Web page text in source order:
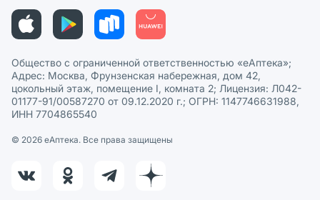
Политика в отношении обработки персональных данных
Общество с ограниченной ответственностью «еАптека»;
Адрес: Москва, Фрунзенская набережная, дом 42,
цокольный этаж, помещение I, комната 2; Лицензия: Л042-
01177-91/00587270 от 09.12.2020 г.; ОГРН: 1147746631988,
ИНН 7704865540
© 2026 eАптека. Все права защищены